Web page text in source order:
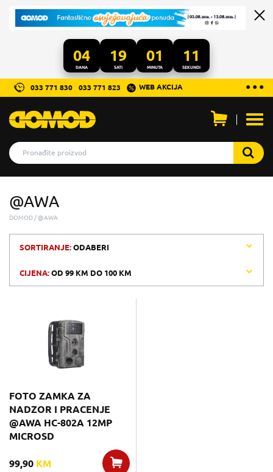
04
DANA
19
SATI
01
MINUTA
11
SEKUNDI
...
● ● ●
033 771 830 033 771 823 WEB AKCIJA
@AWA
DOMOD @AWA
SORTIRANJE:ODABERI
CIJENA:OD 99 KM DO 100 KM
FOTO ZAMKA ZA
NADZOR I PRACENJE
@AWA HC-802A 12MP
MICROSD
99,90 KM